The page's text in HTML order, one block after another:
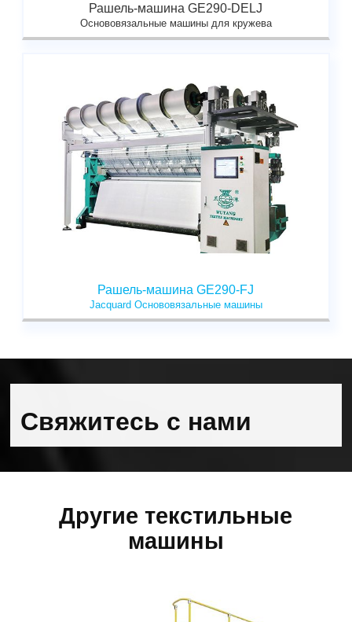
Рашель-машина GE290-DELJ
Основовязальные машины для кружева
Рашель-машина GE290-FJ
Jacquard Основовязальные машины
Свяжитесь с нами
Другие текстильные
машины